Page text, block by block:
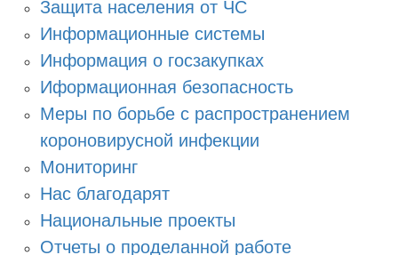
Защита населения от ЧС
Информационные системы
Информация о госзакупках
Иформационная безопасность
Меры по борьбе с распространением
короновирусной инфекции
Мониторинг
Нас благодарят
Национальные проекты
Отчеты о проделанной работе